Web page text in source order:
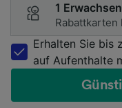
1
Rabattkarten
Erhalten Sie bis
auf Aufenthalte